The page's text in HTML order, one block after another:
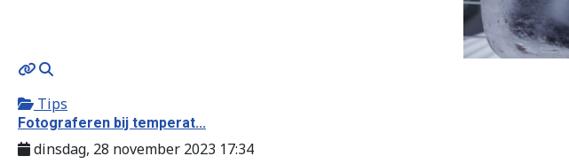
MOD_JTCS_VIEW_ARTICLE_LINK
Tips
Fotograferen bij temperat...
dinsdag, 28 november 2023 17:34